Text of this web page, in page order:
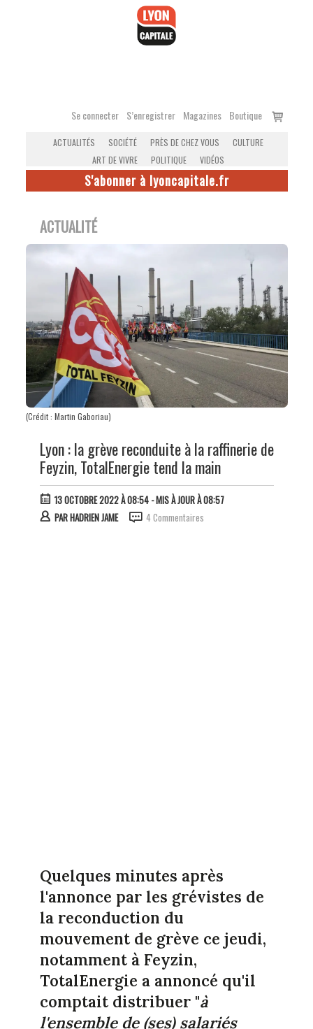
Se connecter S’enregistrer Magazines Boutique
Voir
ACTUALITÉS SOCIÉTÉ PRÈS DE CHEZ VOUS
CULTURE
ART DE VIVRE
POLITIQUE VIDÉOS
S'abonner à lyoncapitale.fr
ACTUALITÉ
(Crédit : Martin Gaboriau)
Lyon : la grève reconduite à la raffinerie de
Feyzin, TotalEnergie tend la main
13 OCTOBRE 2022 À 08:54- MIS À JOUR À 08:57
PARHADRIEN JAME 4 Commentaires
Quelques minutes après
l'annonce par les grévistes de
la reconduction du
mouvement de grève ce jeudi,
notamment à Feyzin,
TotalEnergie a annoncé qu'il
comptait distribuer "à
l'ensemble de (ses) salariés